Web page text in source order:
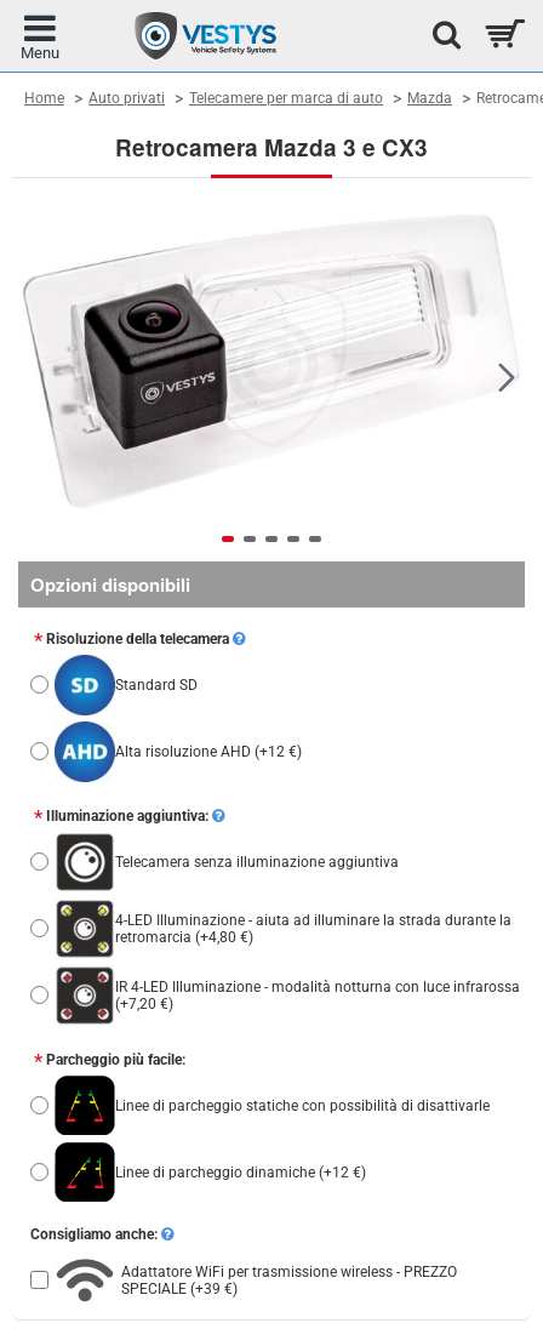
Retrocamera Mazda 3 e CX3
HomehomeAuto privati Telecamere per marca di auto Mazda
Opzioni disponibili
Risoluzione della telecamera
Standard SD
Alta risoluzione AHD (+12 €)
Illuminazione aggiuntiva:
Telecamera senza illuminazione aggiuntiva
4-LED Illuminazione - aiuta ad illuminare la strada durante la
retromarcia (+4,80 €)
IR 4-LED Illuminazione - modalità notturna con luce infrarossa
(+7,20 €)
Parcheggio più facile:
Linee di parcheggio statiche con possibilità di disattivarle
Linee di parcheggio dinamiche (+12 €)
Consigliamo anche:
Adattatore WiFi per trasmissione wireless - PREZZO
SPECIALE (+39 €)